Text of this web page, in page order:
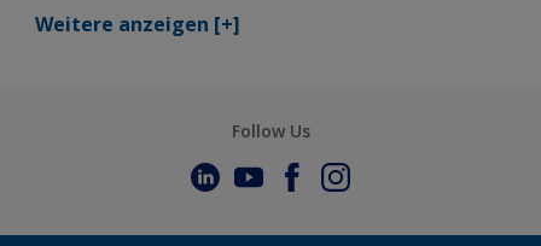
Weitere anzeigen [+]
Follow Us